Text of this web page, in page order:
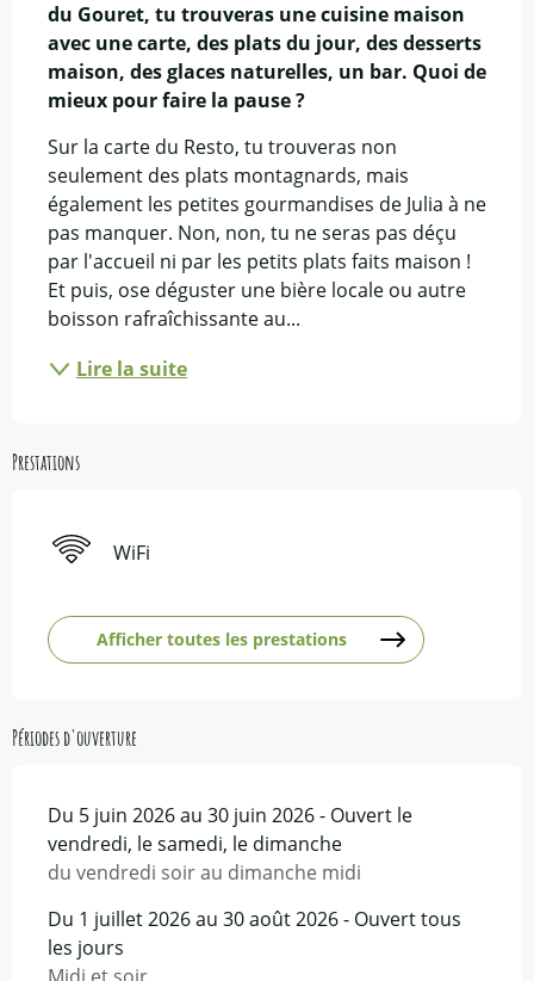
du Gouret, tu trouveras une cuisine maison
avec une carte, des plats du jour, des desserts
maison, des glaces naturelles, un bar. Quoi de
mieux pour faire la pause ?
Sur la carte du Resto, tu trouveras non
seulement des plats montagnards, mais
également les petites gourmandises de Julia à ne
pas manquer. Non, non, tu ne seras pas déçu
par l'accueil ni par les petits plats faits maison !
Et puis, ose déguster une bière locale ou autre
boisson rafraîchissante au...
Lire la suite
Prestations
WiFi
Afficher toutes les prestations
Périodes d'ouverture
Du 5 juin 2026 au 30 juin 2026 - Ouvert le
vendredi, le samedi, le dimanche
du vendredi soir au dimanche midi
Du 1 juillet 2026 au 30 août 2026 - Ouvert tous
les jours